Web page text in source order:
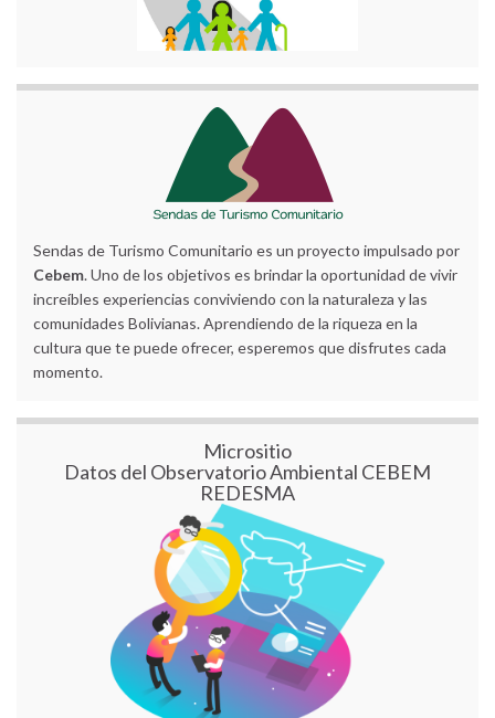
Sendas de Turismo Comunitario es un proyecto impulsado por
Cebem. Uno de los objetivos es brindar la oportunidad de vivir
increíbles experiencias conviviendo con la naturaleza y las
comunidades Bolivianas. Aprendiendo de la riqueza en la
cultura que te puede ofrecer, esperemos que disfrutes cada
momento.
Micrositio
Datos del Observatorio Ambiental CEBEM
REDESMA